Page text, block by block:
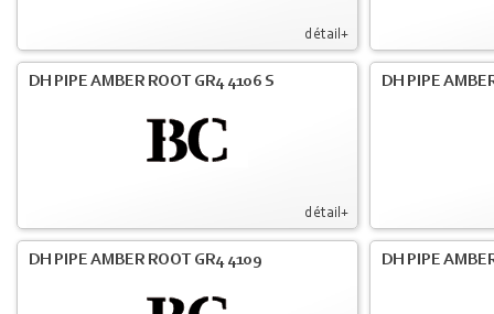
détail+
détail+
DH PIPE AMBER ROOT GR4 4106 S DH PIPE
DH PIPE AMBER ROOT GR4 4109 DH PIPE